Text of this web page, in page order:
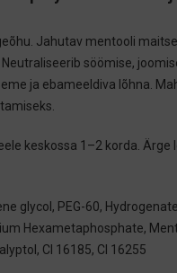
Jahutav mentooli
söömise,
ja ebameeldiva lõhna.
keskossa 1–2 korda. Ärge
glycol, PEG-60,
Hexametaphosphate,
CI 16185, CI 16255